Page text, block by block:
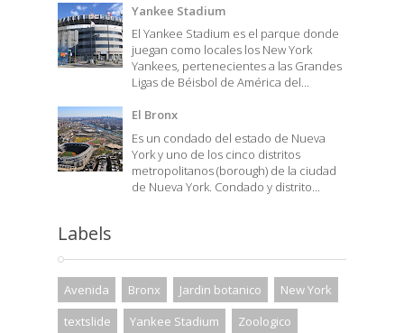
Yankee Stadium
El Yankee Stadium es el parque donde
juegan como locales los New York
Yankees, pertenecientes a las Grandes
Ligas de Béisbol de América del...
El Bronx
Es un condado del estado de Nueva
York y uno de los cinco distritos
metropolitanos (borough) de la ciudad
de Nueva York. Condado y distrito...
Labels
Avenida Bronx Jardin botanico
New York
textslide
Yankee Stadium Zoologico